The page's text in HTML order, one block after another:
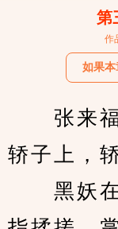
第
作
如果
张来福
轿子上，
黑妖在